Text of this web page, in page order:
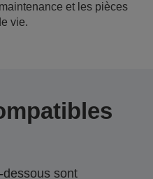
et les pièces
vie.
sont